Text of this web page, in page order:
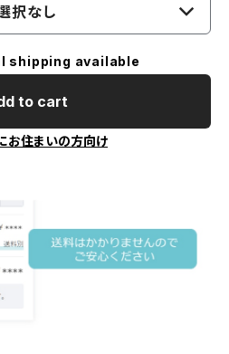
択なし
shipping available
to cart
お住まいの方向け